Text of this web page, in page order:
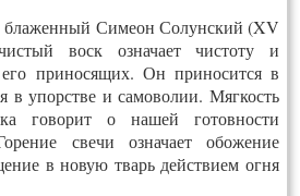
блаженный Симеон Солунский (XV
воск означает чистоту и
его приносящих. Он приносится в
в упорстве и самоволии. Мягкость
говорит о нашей готовности
свечи означает обожение
в новую тварь действием огня